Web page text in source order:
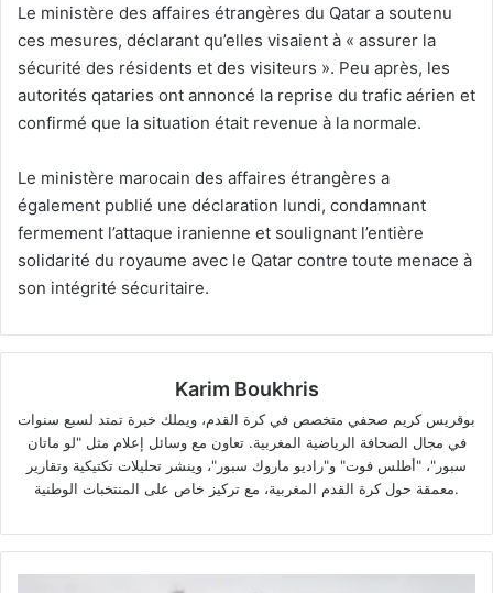
Le ministère des affaires étrangères du Qatar a soutenu
ces mesures, déclarant qu’elles visaient à « assurer la
sécurité des résidents et des visiteurs ». Peu après, les
autorités qataries ont annoncé la reprise du trafic aérien et
confirmé que la situation était revenue à la normale.
Le ministère marocain des affaires étrangères a
également publié une déclaration lundi, condamnant
fermement l’attaque iranienne et soulignant l’entière
solidarité du royaume avec le Qatar contre toute menace à
son intégrité sécuritaire.
Karim Boukhris
بوقريس كريم صحفي متخصص في كرة القدم، ويملك خبرة تمتد لسبع سنوات
في مجال الصحافة الرياضية المغربية. تعاون مع وسائل إعلام مثل "لو ماتان
سبور"، "أطلس فوت" و"راديو ماروك سبور"، وينشر تحليلات تكتيكية وتقارير
معمقة حول كرة القدم المغربية، مع تركيز خاص على المنتخبات الوطنية.